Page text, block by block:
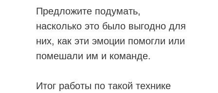
Предложите подумать,
насколько это было выгодно для
них, как эти эмоции помогли или
помешали им и команде.
Итог работы по такой технике